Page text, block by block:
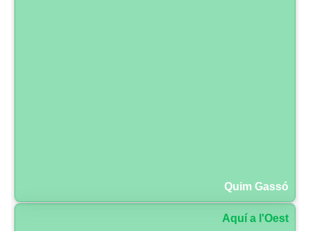
Quim Gassó
Aquí a l'Oest